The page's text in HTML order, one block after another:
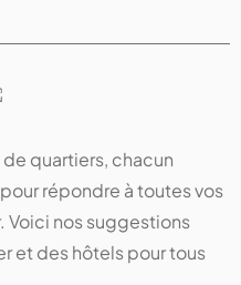
quartiers, chacun
répondre à toutes vos
Voici nos suggestions
et des hôtels pour tous